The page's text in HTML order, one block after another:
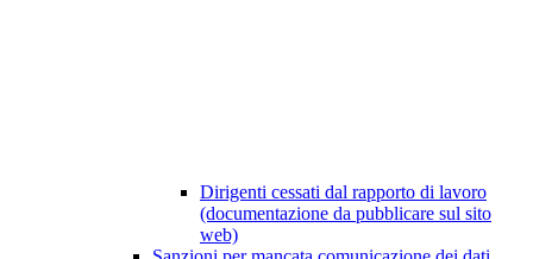
Dirigenti cessati dal rapporto di lavoro
(documentazione da pubblicare sul sito
web)